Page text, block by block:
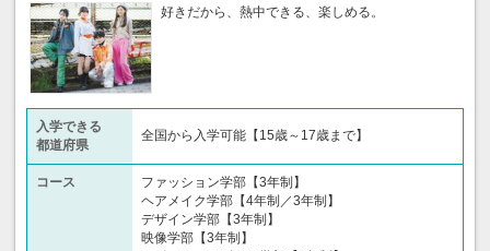
好きだから、熱中できる、楽しめる。
入学できる
都道府県
全国から入学可能【15歳～17歳まで】
コース
ファッション学部【3年制】
ヘアメイク学部【4年制／3年制】
デザイン学部【3年制】
映像学部【3年制】